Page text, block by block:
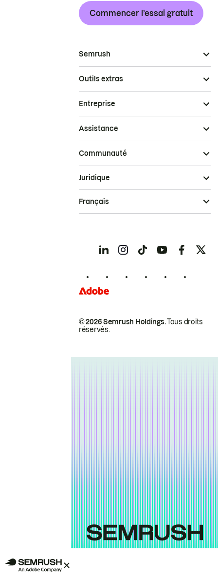
Commencer l’essai gratuit
Semrush
Outils extras
Entreprise
Assistance
Communauté
© 2026 Semrush Holdings.Tous droits
réservés.
Juridique
Français